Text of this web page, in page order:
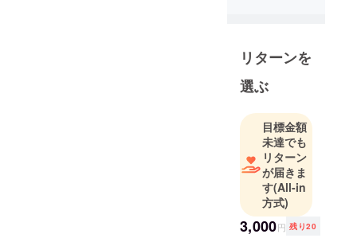
リターンを
選ぶ
目標金額
未達でも
リターン
が届きま
す(All-in
方式)
3,000円 残り20